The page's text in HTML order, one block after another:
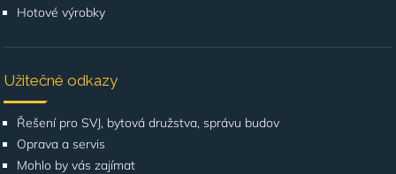
Hotové výrobky
Užitečné odkazy
Řešení pro SVJ, bytová družstva, správu budov
Oprava a servis
Mohlo by vás zajímat